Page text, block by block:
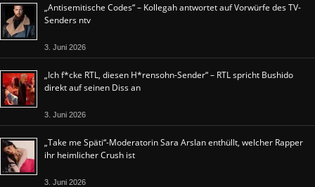
„Antisemitische Codes“ – Kollegah antwortet auf Vorwürfe des TV-
Senders ntv
3. Juni 2026
„Ich f*cke RTL, diesen H*rensohn-Sender“ – RTL spricht Bushido
direkt auf seinen Diss an
3. Juni 2026
„Take me Späti“-Moderatorin Sara Arslan enthüllt, welcher Rapper
ihr heimlicher Crush ist
3. Juni 2026